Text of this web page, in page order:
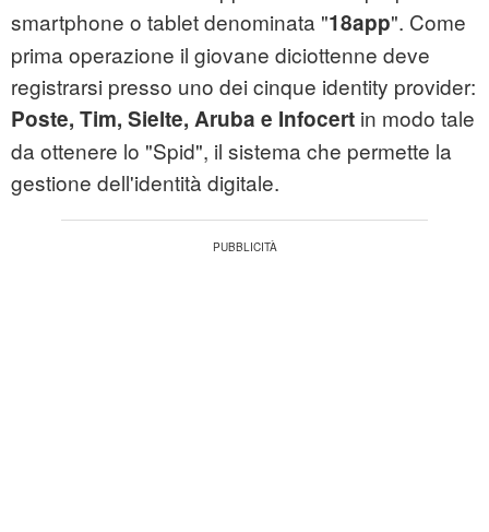
smartphone o tablet denominata "18app". Come
prima operazione il giovane diciottenne deve
registrarsi presso uno dei cinque identity provider:
Poste, Tim, Sielte, Aruba e Infocert in modo tale
da ottenere lo "Spid", il sistema che permette la
gestione dell'identità digitale.